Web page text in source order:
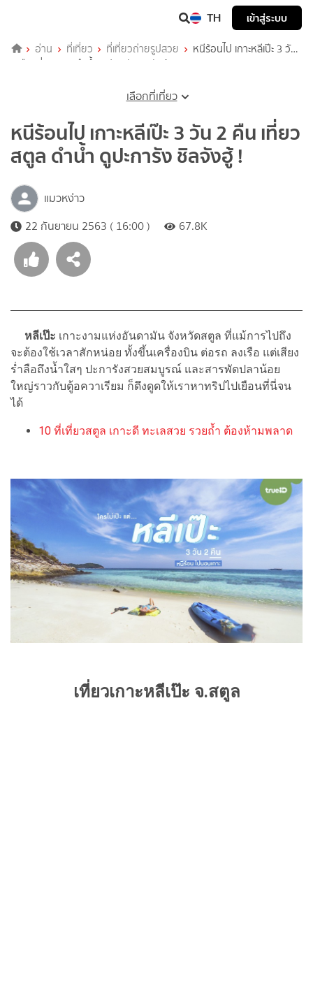
TH เข้าสู่ระบบ
อ่าน ที่เที่ยว ที่เที่ยวถ่ายรูปสวย
หนีร้อนไป เกาะหลีเป๊ะ 3 วัน
2 คืน เที่ยวสตูล ดำน้ำ ดูปะการัง ชิลจังฮู้ !
เลือกที่เที่ยว
หนีร้อนไป เกาะหลีเป๊ะ 3 วัน 2 คืน เที่ยว
สตูล ดำน้ำ ดูปะการัง ชิลจังฮู้ !
แมวหง่าว
22 กันยายน 2563 ( 16:00 )
67.8K
หลีเป๊ะ เกาะงามแห่งอันดามัน จังหวัดสตูล ที่แม้การไปถึง
จะต้องใช้เวลาสักหน่อย ทั้งขึ้นเครื่องบิน ต่อรถ ลงเรือ แต่เสียง
ร่ำลือถึงน้ำใสๆ ปะการังสวยสมบูรณ์ และสารพัดปลาน้อย
ใหญ่ราวกับตู้อควาเรียม ก็ดึงดูดให้เราหาทริปไปเยือนที่นี่จน
ได้
10 ที่เที่ยวสตูล เกาะดี ทะเลสวย รวยถ้ำ ต้องห้ามพลาด
เที่ยวเกาะหลีเป๊ะ จ.สตูล